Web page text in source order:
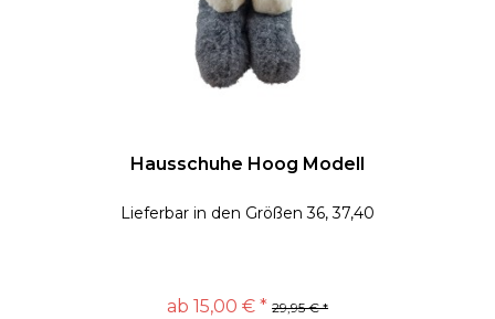
Hausschuhe Hoog Modell
Lieferbar in den Größen 36, 37,40
ab 15,00 € * 29,95 € *